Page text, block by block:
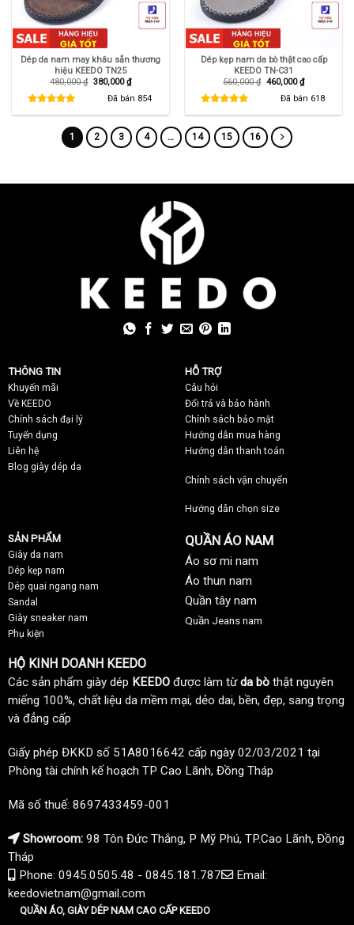
Dép da nam may khâu sẵn thương
hiệu KEEDO TN25
480,000₫ Giá
480,000 ₫.
380,000₫Giá
hiện
tại
là:
380,000 ₫.
Đã bán 854
Dép kẹp nam da bò thật cao cấp
KEEDO TN-C31
560,000₫ Giá
560,000 ₫.
460,000₫Giá
hiện
tại
là:
460,000 ₫.
Đã bán 618
1 2 3 4 … 14 15 16
THÔNG TIN
Khuyến mãi
Về KEEDO
Chính sách đại lý
Tuyển dụng
Liên hệ
Blog giày dép da
HỖ TRỢ
Câu hỏi
Đổi trả và bảo hành
Chính sách bảo mật
Hướng dẫn mua hàng
Hướng dẫn thanh toán
Chính sách vận chuyển
Hướng dẫn chọn size
SẢN PHẨM
Giày da nam
Dép kẹp nam
Dép quai ngang nam
Sandal
Giày sneaker nam
Phụ kiện
QUẦN ÁO NAM
Áo sơ mi nam
Áo thun nam
Quần tây nam
Quần Jeans nam
HỘ KINH DOANH KEEDO
Các sản phẩm giày dép KEEDO được làm từda bò thật nguyên
miếng 100%, chất liệu da mềm mại, dẻo dai, bền, đẹp, sang trọng
và đẳng cấp
Giấy phép ĐKKD số 51A8016642 cấp ngày 02/03/2021 tại
Phòng tài chính kế hoạch TP Cao Lãnh, Đồng Tháp
Mã số thuế: 8697433459-001
Showroom: 98 Tôn Đức Thắng, P Mỹ Phú, TP.Cao Lãnh, Đồng
Tháp
Phone: 0945.0505.48 - 0845.181.787
Email:
keedovietnam@gmail.com
QUẦN ÁO, GIÀY DÉP NAM CAO CẤP KEEDO